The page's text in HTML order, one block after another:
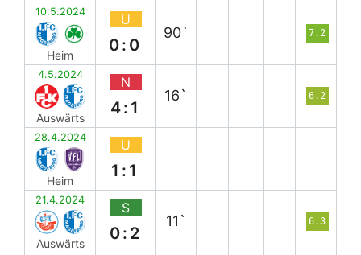
10.5.2024
Heim
U
0:0
90` 7.2
4.5.2024
Auswärts
N
4:1
16` 6.2
28.4.2024
Heim
U
1:1
21.4.2024
Auswärts
S
0:2
11` 6.3